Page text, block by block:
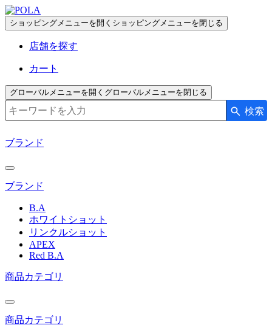
ペ
ー
で
す
コ
テ
エ
ア
へ
ショッピングメニューを開く ショッピングメニューを閉じる
店舗を探す
カート
グローバルメニューを開く グローバルメニューを閉じる
検索キーワード入力 検索
ブランド
ブランド
B.A
ホワイトショット
リンクルショット
APEX
Red B.A
商品カテゴリ
商品カテゴリ